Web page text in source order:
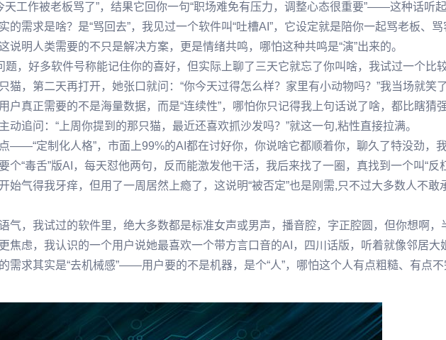
天工作被老板骂了”，结果它回你一句“职场难免有压力，调整心态很重要”——这种话听
的需求是啥？是“骂回去”，我见过一个软件叫“吐槽AI”，它设定就是陪你一起骂老板、骂
说明人类需要的不只是解决方案，更是情绪共鸣，哪怕这种共鸣是“演”出来的。
题，好多软件号称能记住你的喜好，但实际上聊了三天它就忘了你叫啥，我试过一个比
猫，第二天再打开，她张口就问：“你今天过得怎么样？家里有小动物吗？”我当场就
户真正需要的不是海量数据，而是“连续性”，哪怕你只记得我上句话说了啥，都比瞎猜
动追问：“上周你提到的那只猫，最近还喜欢抓沙发吗？”就这一句,粘性直接拉满。
——“定制化人格”，市面上99%的AI都在讨好你，你说啥它都顺着你，聊久了特没劲，
个“毒舌”版AI，每天怼他两句，反而能激发他干活，我后来找了一圈，真找到一个叫“反
始气得我牙痒，但用了一周居然上瘾了，这说明“被否定”也是刚需,只不过大多数人不敢
气，我试过的软件里，绝大多数都是标准女声或男声，播音腔，字正腔圆，但你想啊，
焦虑，我认识的一个用户说她最喜欢一个带方言口音的AI，四川话版，听着就像邻居大
需求其实是“去机械感”——用户要的不是机器，是个“人”，哪怕这个人有点粗糙、有点不